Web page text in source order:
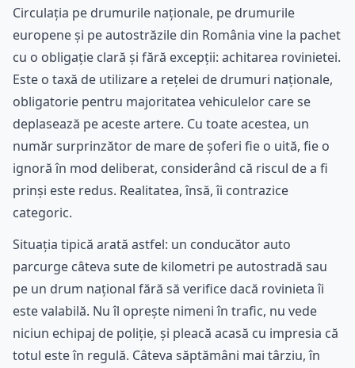
Circulația pe drumurile naționale, pe drumurile
europene și pe autostrăzile din România vine la pachet
cu o obligație clară și fără excepții: achitarea rovinietei.
Este o taxă de utilizare a rețelei de drumuri naționale,
obligatorie pentru majoritatea vehiculelor care se
deplasează pe aceste artere. Cu toate acestea, un
număr surprinzător de mare de șoferi fie o uită, fie o
ignoră în mod deliberat, considerând că riscul de a fi
prinși este redus. Realitatea, însă, îi contrazice
categoric.
Situația tipică arată astfel: un conducător auto
parcurge câteva sute de kilometri pe autostradă sau
pe un drum național fără să verifice dacă rovinieta îi
este valabilă. Nu îl oprește nimeni în trafic, nu vede
niciun echipaj de poliție, și pleacă acasă cu impresia că
totul este în regulă. Câteva săptămâni mai târziu, în